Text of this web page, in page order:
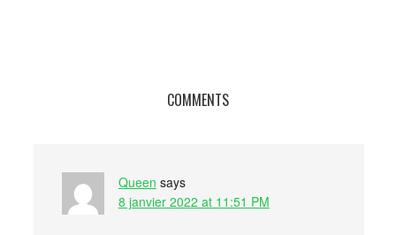
COMMENTS
Queen says
8 janvier 2022 at 11:51 PM